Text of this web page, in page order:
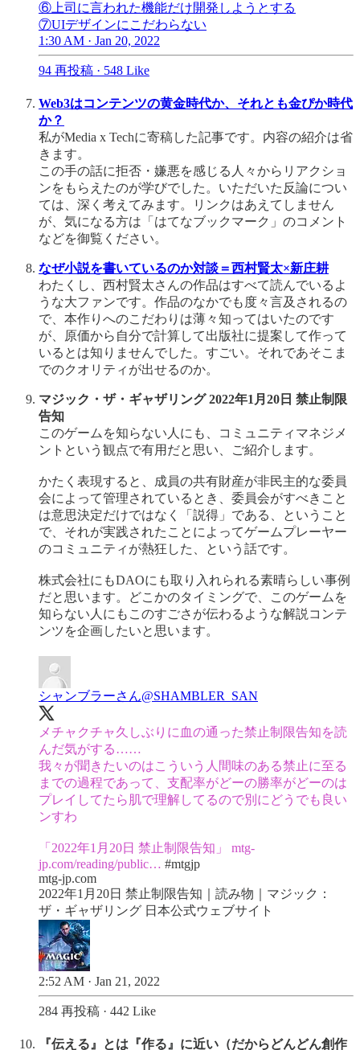
⑥上司に言われた機能だけ開発しようとする
⑦UIデザインにこだわらない
1:30 AM · Jan 20, 2022
94 再投稿 · 548 Like
Web3はコンテンツの黄金時代か、それとも金ぴか時代
か？
私がMedia x Techに寄稿した記事です。内容の紹介は省
きます。
この手の話に拒否・嫌悪を感じる人々からリアクショ
ンをもらえたのが学びでした。いただいた反論につい
ては、深く考えてみます。リンクはあえてしません
が、気になる方は「はてなブックマーク」のコメント
などを御覧ください。
なぜ小説を書いているのか対談＝西村賢太×新庄耕
わたくし、西村賢太さんの作品はすべて読んでいるよ
うな大ファンです。作品のなかでも度々言及されるの
で、本作りへのこだわりは薄々知ってはいたのです
が、原価から自分で計算して出版社に提案して作って
いるとは知りませんでした。すごい。それであそこま
でのクオリティが出せるのか。
マジック・ザ・ギャザリング 2022年1月20日 禁止制限
告知
このゲームを知らない人にも、コミュニティマネジメ
ントという観点で有用だと思い、ご紹介します。
かたく表現すると、成員の共有財産が非民主的な委員
会によって管理されているとき、委員会がすべきこと
は意思決定だけではなく「説得」である、ということ
で、それが実践されたことによってゲームプレーヤー
のコミュニティが熱狂した、という話です。
株式会社にもDAOにも取り入れられる素晴らしい事例
だと思います。どこかのタイミングで、このゲームを
知らない人にもこのすごさが伝わるような解説コンテ
ンツを企画したいと思います。
シャンブラーさん@SHAMBLER_SAN
メチャクチャ久しぶりに血の通った禁止制限告知を読
んだ気がする……
我々が聞きたいのはこういう人間味のある禁止に至る
までの過程であって、支配率がどーの勝率がどーのは
プレイしてたら肌で理解してるので別にどうでも良い
ンすわ
「2022年1月20日 禁止制限告知」 mtg-
jp.com/reading/public… #mtgjp
mtg-jp.com
2022年1月20日 禁止制限告知｜読み物｜マジック：
ザ・ギャザリング 日本公式ウェブサイト
2:52 AM · Jan 21, 2022
284 再投稿 · 442 Like
『伝える』とは『作る』に近い（だからどんどん創作